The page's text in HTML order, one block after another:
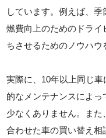
しています。例えば、季
燃費向上のためのドラ
ちさせるためのノウハウ
実際に、10年以上同じ
的なメンテナンスによ
少なくありません。ま
合わせた車の買い替え相